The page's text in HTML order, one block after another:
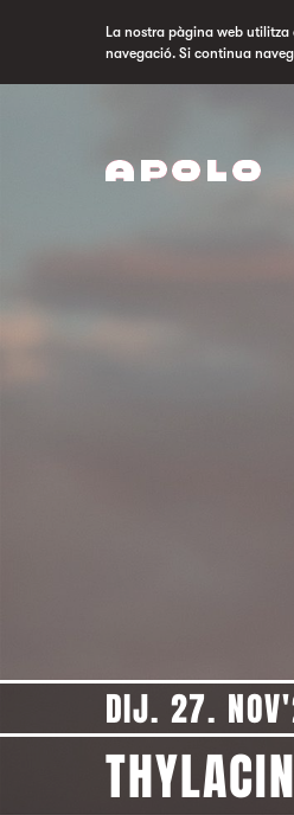
La nostra pàgina web utilitza
navegació. Si continua
DIJ. 27.